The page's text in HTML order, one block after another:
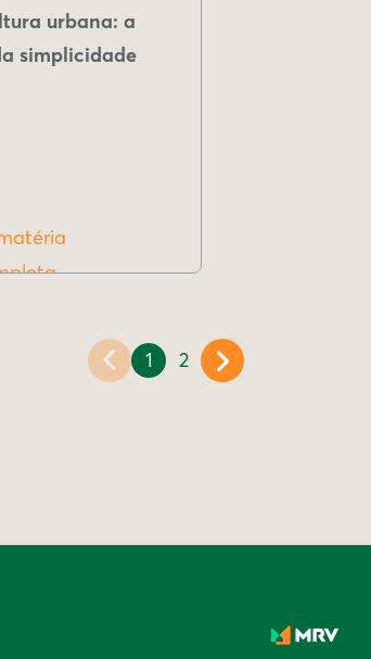
urbana: a
simplicidade
1 2